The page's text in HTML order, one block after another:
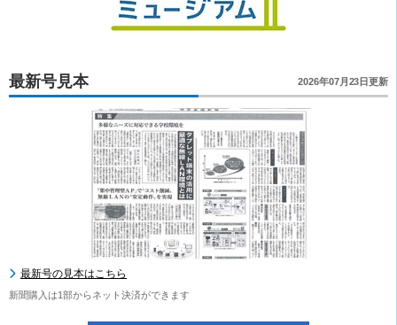
最新号見本 2026年07月23日更新
最新号の見本はこちら
新聞購入は1部からネット決済ができます